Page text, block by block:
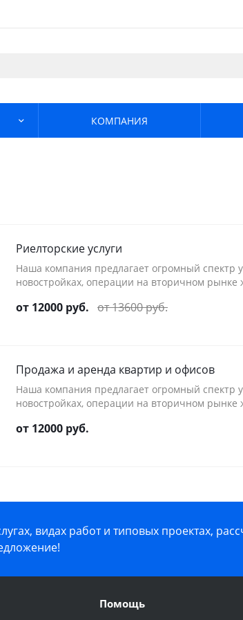
КОМПАНИЯ
Риелторские услуги
Наша компания предлагает огромный спектр
новостройках, операции на вторичном
от 12000 руб. от 13600 руб.
Продажа и аренда квартир и офисов
Наша компания предлагает огромный спектр
новостройках, операции на вторичном
от 12000 руб.
видах работ и типовых проектах,
Помощь